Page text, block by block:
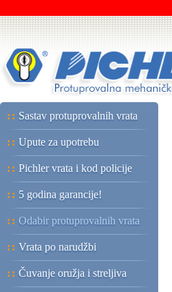
:: Sastav protuprovalnih vrata
:: Upute za upotrebu
:: Pichler vrata i kod policije
:: 5 godina garancije!
:: Odabir protuprovalnih vrata
:: Vrata po narudžbi
:: Čuvanje oružja i streljiva